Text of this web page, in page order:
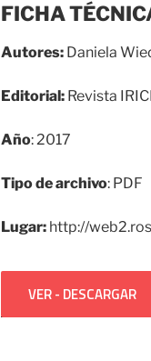
FICHA
Autores: Daniela
Editorial: Revista
Año: 2017
Tipo de archivo: PDF
Lugar: http://
VER - DESCARGAR